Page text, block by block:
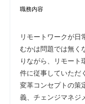
職務内容
リモートワークが日
むかは問題では無く
りながら、リモート
件に従事していただ
変革コンセプトの策
義、チェンジマネジ